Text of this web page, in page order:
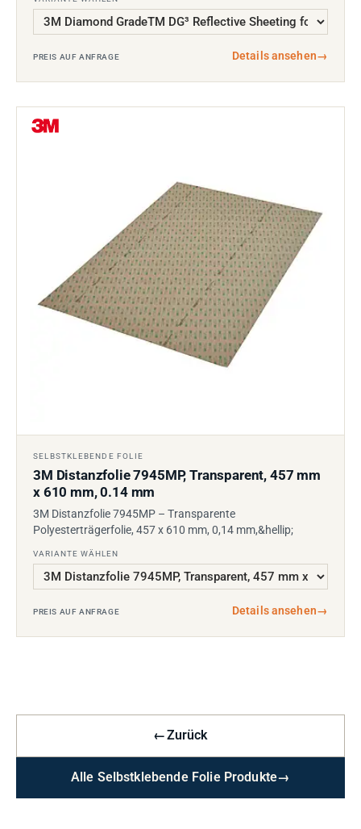
PREIS AUF ANFRAGE Details ansehen→
SELBSTKLEBENDE FOLIE
3M Distanzfolie 7945MP, Transparent, 457 mm
x 610 mm, 0.14 mm
3M Distanzfolie 7945MP – Transparente
Polyesterträgerfolie, 457 x 610 mm, 0,14 mm,&hellip;
VARIANTE WÄHLEN
PREIS AUF ANFRAGE Details ansehen→
←Zurück
Alle Selbstklebende Folie Produkte→